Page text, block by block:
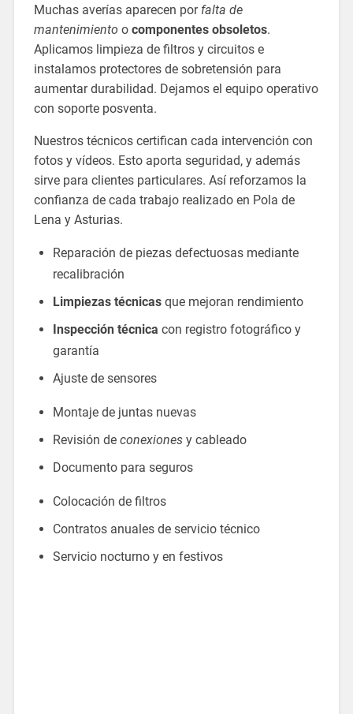
Muchas averías aparecen por falta de
mantenimiento o componentes obsoletos.
Aplicamos limpieza de filtros y circuitos e
instalamos protectores de sobretensión para
aumentar durabilidad. Dejamos el equipo operativo
con soporte posventa.
Nuestros técnicos certifican cada intervención con
fotos y vídeos. Esto aporta seguridad, y además
sirve para clientes particulares. Así reforzamos la
confianza de cada trabajo realizado en Pola de
Lena y Asturias.
Reparación de piezas defectuosas mediante
recalibración
Limpiezas técnicasque mejoran rendimiento
Inspección técnica con registro fotográfico y
garantía
Ajuste de sensores
Montaje de juntas nuevas
Revisión de conexionesy cableado
Documento para seguros
Colocación de filtros
Contratos anuales de servicio técnico
Servicio nocturno y en festivos